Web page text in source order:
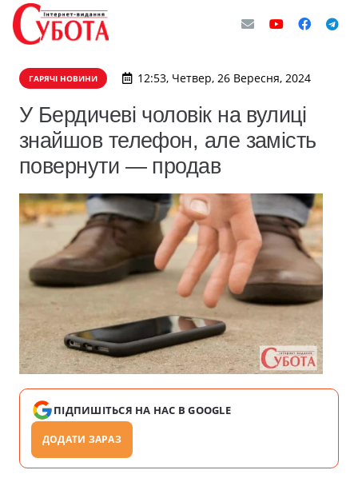
ГАРЯЧІ НОВИНИ 12:53, Четвер, 26 Вересня, 2024
У Бердичеві чоловік на вулиці
знайшов телефон, але замість
повернути — продав
ПІДПИШІТЬСЯ НА НАС В GOOGLE
ДОДАТИ ЗАРАЗ